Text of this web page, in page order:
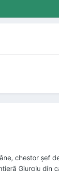
chestor şef
Giurgiu din